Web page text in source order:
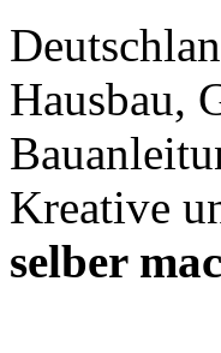
Hausbau,
Kreative
selber